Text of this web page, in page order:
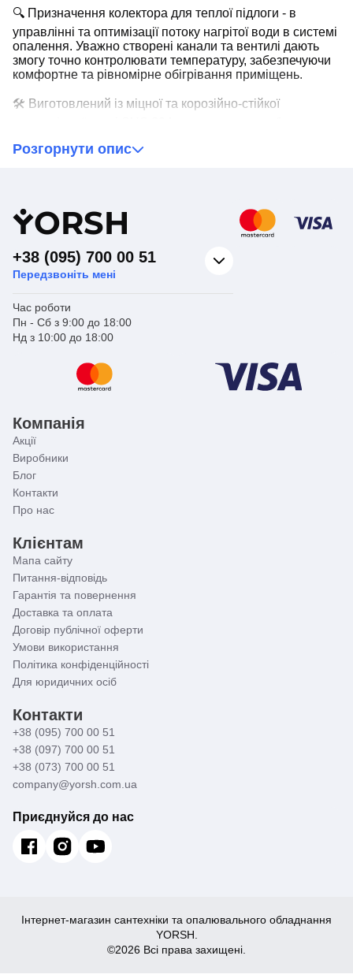
🔍 Призначення колектора для теплої підлоги - в
управлінні та оптимізації потоку нагрітої води в системі
опалення. Уважно створені канали та вентилі дають
змогу точно контролювати температуру, забезпечуючи
комфортне та рівномірне обігрівання приміщень.
🛠️ Виготовлений із міцної та корозійно-стійкої
служби. Цей вибір матеріалу підкреслює наше
🌀 Унікальна особливість нашого колектора - 5 контурів.
Це означає, що ви можете контролювати дві незалежні
зони опалення за допомогою одного пристрою.
Ефективний розподіл тепла між цими зонами дає вам
повний контроль над комфортабельністю в різних
частинах вашого приміщення.
З колектором для теплої підлоги Koer KR.S1013-05, ви
отримуєте не просто продукт - ви отримуєте
впевненість у точності керування, надійності та
довговічності. Цей аксесуар стане центральною
ланкою вашої системи опалення, забезпечуючи
комфорт і ефективність протягом багатьох років.
Розгорнути опис
YORSH
+38 (095) 700 00 51
Передзвоніть мені
Час роботи
Пн - Сб з 9:00 до 18:00
Нд з 10:00 до 18:00
Компанія
Акції
Виробники
Блог
Контакти
Про нас
Клієнтам
Мапа сайту
Питання-відповідь
Гарантія та повернення
Доставка та оплата
Договір публічної оферти
Умови використання
Політика конфіденційності
Для юридичних осіб
Контакти
+38 (095) 700 00 51
+38 (097) 700 00 51
+38 (073) 700 00 51
company@yorsh.com.ua
Приєднуйся до нас
Інтернет-магазин сантехніки та опалювального обладнання
YORSH.
©2026 Всі права захищені.